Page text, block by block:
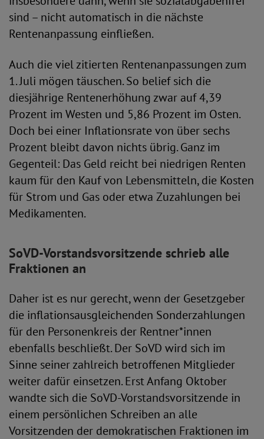
sind – nicht automatisch in die nächste
Rentenanpassung einfließen.
Auch die viel zitierten Rentenanpassungen zum
1. Juli mögen täuschen. So belief sich die
diesjährige Rentenerhöhung zwar auf 4,39
Prozent im Westen und 5,86 Prozent im Osten.
Doch bei einer Inflationsrate von über sechs
Prozent bleibt davon nichts übrig. Ganz im
Gegenteil: Das Geld reicht bei niedrigen Renten
kaum für den Kauf von Lebensmitteln, die Kosten
für Strom und Gas oder etwa Zuzahlungen bei
Medikamenten.
SoVD-Vorstandsvorsitzende schrieb alle
Fraktionen an
Daher ist es nur gerecht, wenn der Gesetzgeber
die inflationsausgleichenden Sonderzahlungen
für den Personenkreis der Rentner*innen
ebenfalls beschließt. Der SoVD wird sich im
Sinne seiner zahlreich betroffenen Mitglieder
weiter dafür einsetzen. Erst Anfang Oktober
wandte sich die SoVD-Vorstandsvorsitzende in
einem persönlichen Schreiben an alle
Vorsitzenden der demokratischen Fraktionen im